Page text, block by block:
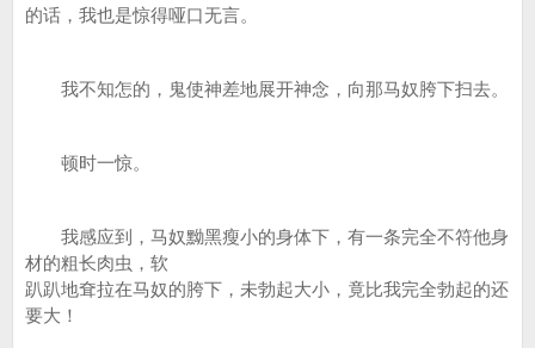
的话，我也是惊得哑口无言。
我不知怎的，鬼使神差地展开神念，向那马奴胯下扫去。
顿时一惊。
我感应到，马奴黝黑瘦小的身体下，有一条完全不符他身
材的粗长肉虫，软
趴趴地耷拉在马奴的胯下，未勃起大小，竟比我完全勃起的还
要大！